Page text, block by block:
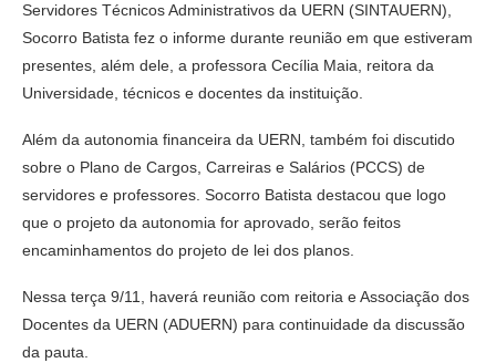
Servidores Técnicos Administrativos da UERN (SINTAUERN),
Socorro Batista fez o informe durante reunião em que estiveram
presentes, além dele, a professora Cecília Maia, reitora da
Universidade, técnicos e docentes da instituição.
Além da autonomia financeira da UERN, também foi discutido
sobre o Plano de Cargos, Carreiras e Salários (PCCS) de
servidores e professores. Socorro Batista destacou que logo
que o projeto da autonomia for aprovado, serão feitos
encaminhamentos do projeto de lei dos planos.
Nessa terça 9/11, haverá reunião com reitoria e Associação dos
Docentes da UERN (ADUERN) para continuidade da discussão
da pauta.